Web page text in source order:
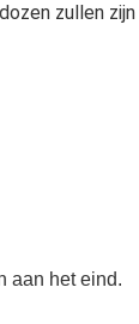
zullen zijn
aan het eind.